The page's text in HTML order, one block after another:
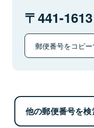
441-1613
郵便番号をコピー
他の郵便番号を検